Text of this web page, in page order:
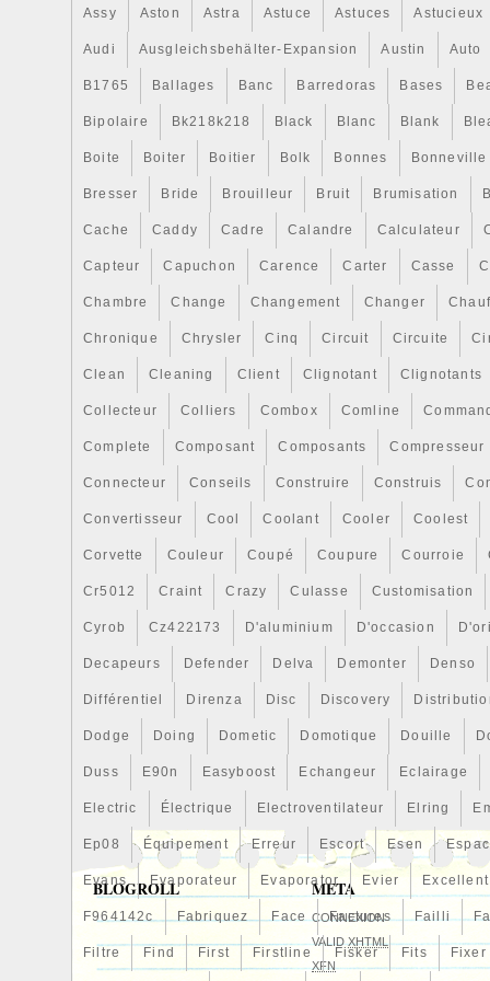
Assy Aston Astra Astuce Astuces Astucieux
Audi Ausgleichsbehälter-Expansion Austin Auto
B1765 Ballages Banc Barredoras Bases
Bipolaire Bk218k218 Black Blanc Blank
Boite Boiter Boitier Bolk Bonnes Bonneville
Bresser Bride Brouilleur Bruit Brumisation
Cache Caddy Cadre Calandre Calculateur
Capteur Capuchon Carence Carter Casse
Chambre Change Changement Changer
Chronique Chrysler Cinq Circuit Circuite
Clean Cleaning Client Clignotant Clignotants
Collecteur Colliers Combox Comline
Complete Composant Composants Compresseur
Connecteur Conseils Construire Construis
Convertisseur Cool Coolant Cooler Coolest
Corvette Couleur Coupé Coupure Courroie
Cr5012 Craint Crazy Culasse Customisation
Cyrob Cz422173 D'aluminium D'occasion
Decapeurs Defender Delva Demonter Denso
Différentiel Direnza Disc Discovery
Dodge Doing Dometic Domotique Douille
Duss E90n Easyboost Echangeur Eclairage
Electric Électrique Electroventilateur Elring
Ep08 Équipement Erreur Escort Esen
Evans Evaporateur Evaporator Evier Excellent
F964142c Fabriquez Face Factures Failli
Filtre Find First Firstline Fisker Fits Fixer
Chauffe Eau Liquide Refroidissement
Opel Movano B.
BLOGROLL META
CONNEXION
VALIDXHTML
XFN